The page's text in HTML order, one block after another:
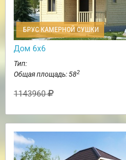
БРУС КАМЕРНОЙ СУШКИ
Дом 6х6
Тип:
Общая площадь: 582
1143960